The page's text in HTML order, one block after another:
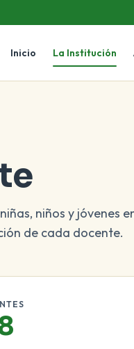
Inicio La Institución
niños y jóvenes
de cada docente.